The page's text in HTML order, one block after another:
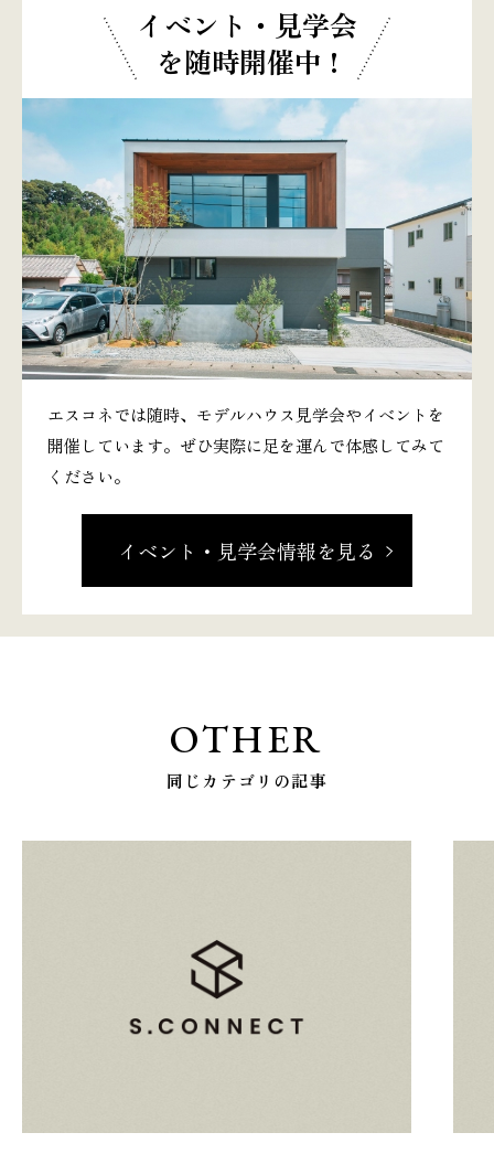
イベント・見学会
を随時開催中 !
エスコネでは随時、モデルハウス見学会やイベントを
開催しています。ぜひ実際に足を運んで体感してみて
ください。
イベント・見学会情報を見る
OTHER
同じカテゴリの記事